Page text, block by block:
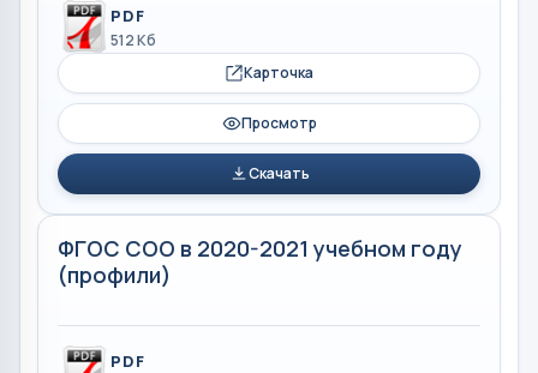
PDF
512 Кб
Карточка
Просмотр
Скачать
ФГОС СОО в 2020-2021 учебном году
(профили)
PDF